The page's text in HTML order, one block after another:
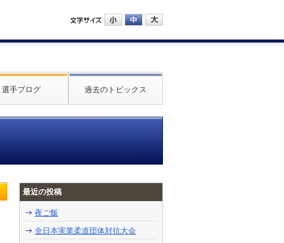
選手ブログ 過去のトピックス
最近の投稿
夜ご飯
全日本実業柔道団体対抗大会